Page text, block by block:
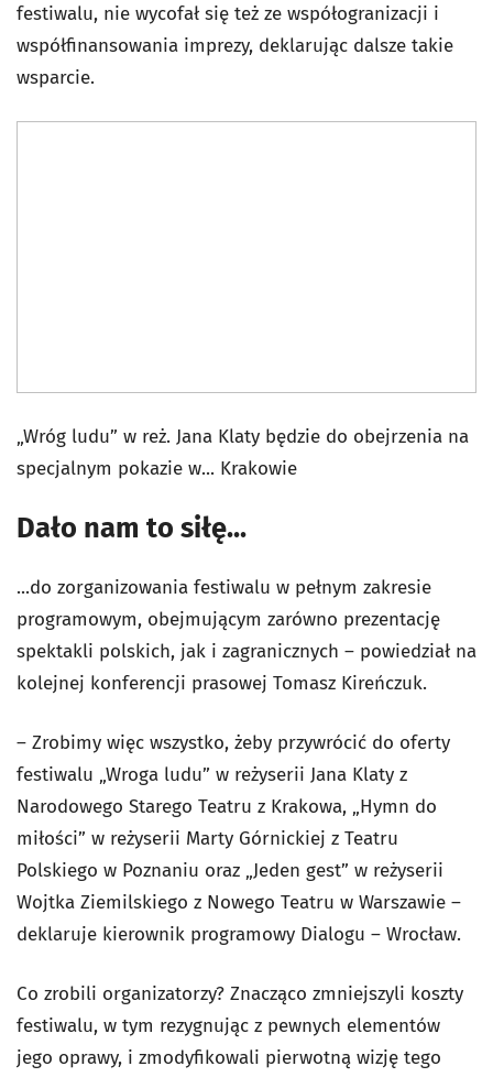
festiwalu, nie wycofał się też ze współogranizacji i
współfinansowania imprezy, deklarując dalsze takie
wsparcie.
„Wróg ludu” w reż. Jana Klaty będzie do obejrzenia na
specjalnym pokazie w... Krakowie
Dało nam to siłę...
...do zorganizowania festiwalu w pełnym zakresie
programowym, obejmującym zarówno prezentację
spektakli polskich, jak i zagranicznych – powiedział na
kolejnej konferencji prasowej Tomasz Kireńczuk.
– Zrobimy więc wszystko, żeby przywrócić do oferty
festiwalu „Wroga ludu” w reżyserii Jana Klaty z
Narodowego Starego Teatru z Krakowa, „Hymn do
miłości” w reżyserii Marty Górnickiej z Teatru
Polskiego w Poznaniu oraz „Jeden gest” w reżyserii
Wojtka Ziemilskiego z Nowego Teatru w Warszawie –
deklaruje kierownik programowy Dialogu – Wrocław.
Co zrobili organizatorzy? Znacząco zmniejszyli koszty
festiwalu, w tym rezygnując z pewnych elementów
jego oprawy, i zmodyfikowali pierwotną wizję tego